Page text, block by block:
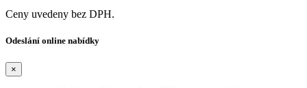
Ceny uvedeny bez DPH.
Odeslání online nabídky
×